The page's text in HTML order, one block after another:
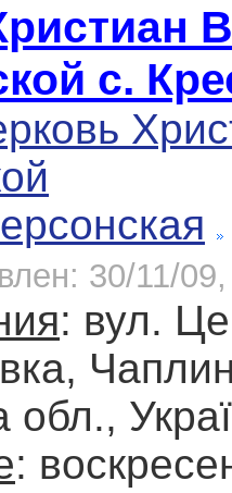
c.
30/11/
: вул.
обл.,
: